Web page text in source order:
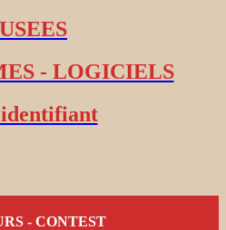
- LOGICIELS
- CONTEST